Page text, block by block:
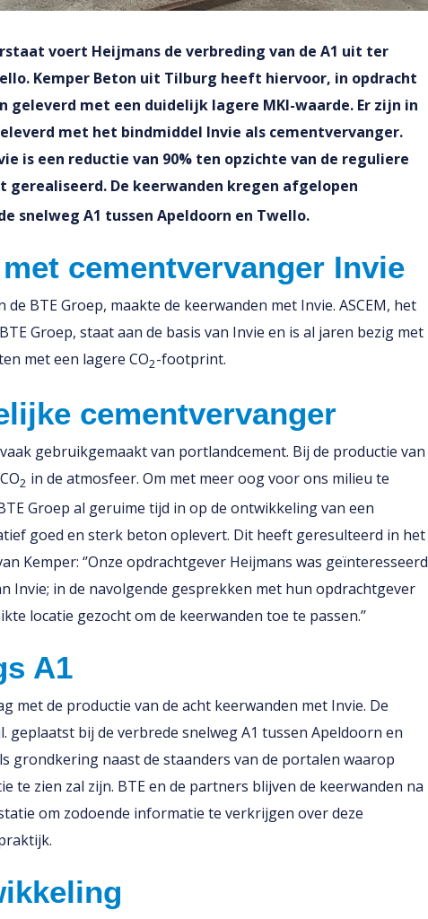
voert Heijmans de verbreding van de A1 uit ter
Kemper Beton uit Tilburg heeft hiervoor, in opdracht
geleverd met een duidelijk lagere MKI-waarde. Er zijn in
met het bindmiddel Invie als cementvervanger.
is een reductie van 90% ten opzichte van de reguliere
gerealiseerd. De keerwanden kregen afgelopen
snelweg A1 tussen Apeldoorn en Twello.
cementvervanger Invie
de BTE Groep, maakte de keerwanden met Invie. ASCEM, het
Groep, staat aan de basis van Invie en is al jaren bezig met
met een lagere CO2-footprint.
cementvervanger
gebruikgemaakt van portlandcement. Bij de productie van
2 in de atmosfeer. Om met meer oog voor ons milieu te
Groep al geruime tijd in op de ontwikkeling van een
goed en sterk beton oplevert. Dit heeft geresulteerd in het
Kemper: ‘’Onze opdrachtgever Heijmans was geïnteresseerd
Invie; in de navolgende gesprekken met hun opdrachtgever
locatie gezocht om de keerwanden toe te passen.’’
A1
met de productie van de acht keerwanden met Invie. De
geplaatst bij de verbrede snelweg A1 tussen Apeldoorn en
grondkering naast de staanders van de portalen waarop
te zien zal zijn. BTE en de partners blijven de keerwanden na
om zodoende informatie te verkrijgen over deze